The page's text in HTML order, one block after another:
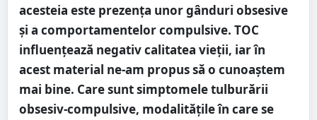
acesteia este prezența unor gânduri obsesive
și a comportamentelor compulsive. TOC
influențează negativ calitatea vieții, iar în
acest material ne-am propus să o cunoaștem
mai bine. Care sunt simptomele tulburării
obsesiv-compulsive, modalitățile în care se